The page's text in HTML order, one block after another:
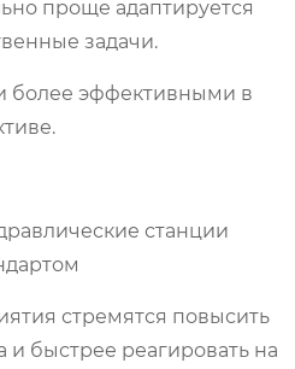
проще адаптируется
задачи.
более эффективными в
станции
стремятся повысить
и быстрее реагировать на